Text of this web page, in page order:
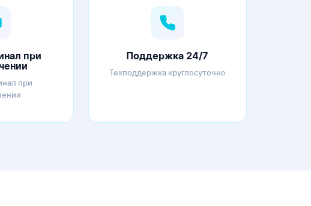
при
при
Поддержка 24/7
Техподдержка круглосуточно